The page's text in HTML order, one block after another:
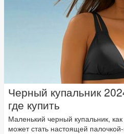
Черный купальник
где купить
Маленький черный купальник,
может стать настоящей